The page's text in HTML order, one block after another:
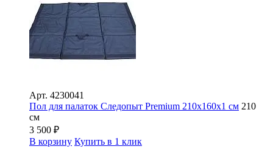
Арт. 4230041
Пол для палаток Следопыт Premium 210х160х1 см 210
см
3 500 ₽
В корзину Купить в 1 клик